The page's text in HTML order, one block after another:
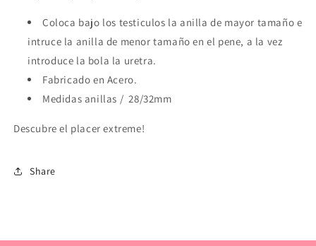
Coloca bajo los testiculos la anilla de mayor tamaño e
intruce la anilla de menor tamaño en el pene, a la vez
introduce la bola la uretra.
Fabricado en Acero.
Medidas anillas / 28/32mm
Descubre el placer extreme!
Share